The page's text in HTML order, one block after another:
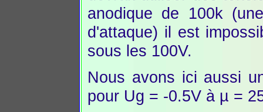
anodique de 100k
d'attaque) il est
sous les 100V.
Nous avons ici aussi
pour Ug = -0.5V à µ =